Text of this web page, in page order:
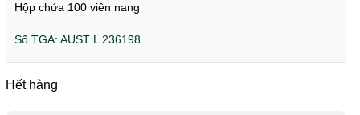
Hộp chứa 100 viên nang
Số TGA: AUST L 236198
Hết hàng